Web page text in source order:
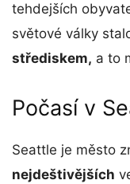
tehdejších
světové války
střediskem, a to
Počasí v
Seattle je město
nejdeštivějších